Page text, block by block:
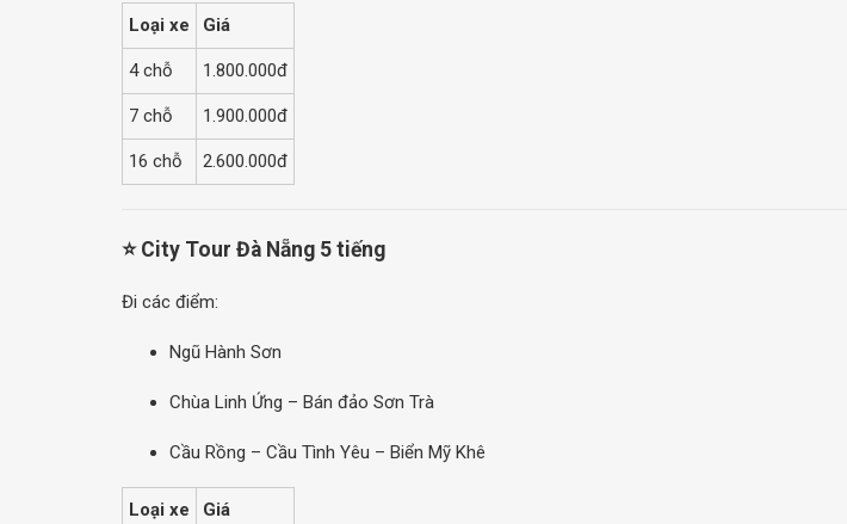
Loại xe Giá
4 chỗ 1.800.000đ
7 chỗ 1.900.000đ
16 chỗ 2.600.000đ
⭐ City Tour Đà Nẵng 5 tiếng
Đi các điểm:
Ngũ Hành Sơn
Chùa Linh Ứng – Bán đảo Sơn Trà
Cầu Rồng – Cầu Tình Yêu – Biển Mỹ Khê
Loại xe Giá